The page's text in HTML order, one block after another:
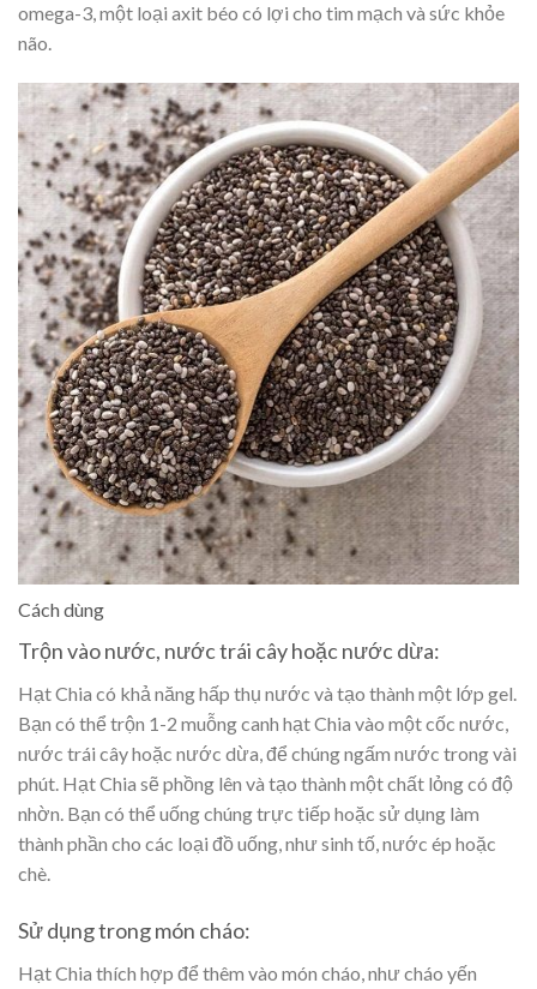
omega-3, một loại axit béo có lợi cho tim mạch và sức khỏe
não.
Cách dùng
Trộn vào nước, nước trái cây hoặc nước dừa:
Hạt Chia có khả năng hấp thụ nước và tạo thành một lớp gel.
Bạn có thể trộn 1-2 muỗng canh hạt Chia vào một cốc nước,
nước trái cây hoặc nước dừa, để chúng ngấm nước trong vài
phút. Hạt Chia sẽ phồng lên và tạo thành một chất lỏng có độ
nhờn. Bạn có thể uống chúng trực tiếp hoặc sử dụng làm
thành phần cho các loại đồ uống, như sinh tố, nước ép hoặc
chè.
Sử dụng trong món cháo:
Hạt Chia thích hợp để thêm vào món cháo, như cháo yến